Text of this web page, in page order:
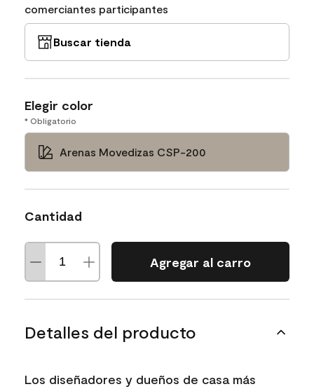
comerciantes participantes
Buscar tienda
Elegir color
* Obligatorio
Arenas Movedizas CSP-200
Cantidad
Agregar al carro
Detalles del producto
Los diseñadores y dueños de casa más